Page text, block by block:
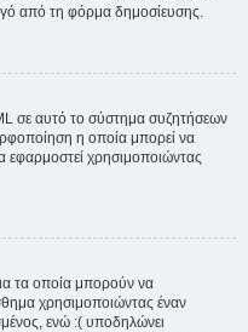
από τη φόρμα δημοσίευσης.
σε αυτό το σύστημα συζητήσεων
η οποία μπορεί να
εφαρμοστεί χρησιμοποιώντας
τα οποία μπορούν να
χρησιμοποιώντας έναν
ενώ :( υποδηλώνει